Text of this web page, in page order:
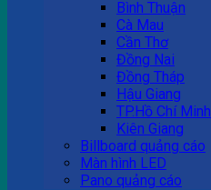
Bình Thuận
Cà Mau
Cần Thơ
Đồng Nai
Đồng Tháp
Hậu Giang
TP.Hồ Chí Minh
Kiên Giang
Billboard quảng cáo
Màn hình LED
Pano quảng cáo